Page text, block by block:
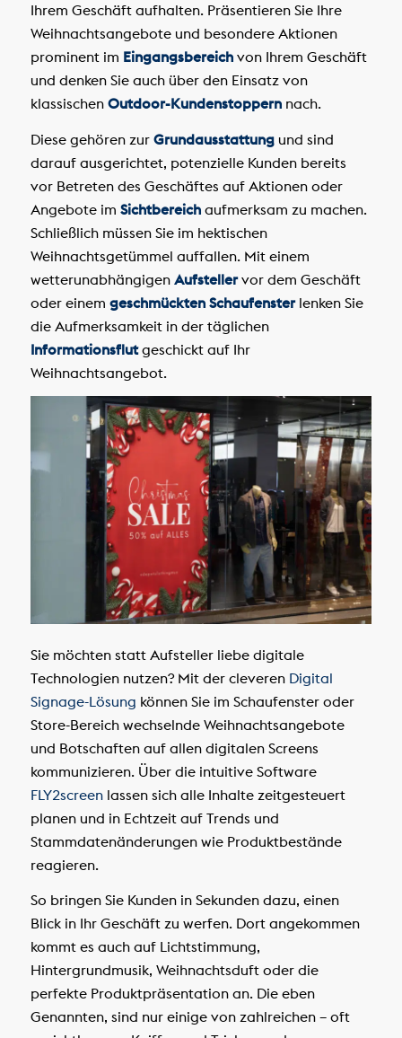
Ihrem Geschäft aufhalten. Präsentieren Sie Ihre
Weihnachtsangebote und besondere Aktionen
prominent im Eingangsbereichvon Ihrem Geschäft
und denken Sie auch über den Einsatz von
klassischen Outdoor-Kundenstoppernnach.
Diese gehören zur Grundausstattungund sind
darauf ausgerichtet, potenzielle Kunden bereits
vor Betreten des Geschäftes auf Aktionen oder
Angebote im Sichtbereichaufmerksam zu machen.
Schließlich müssen Sie im hektischen
Weihnachtsgetümmel auffallen. Mit einem
wetterunabhängigen Aufstellervor dem Geschäft
oder einem geschmückten Schaufensterlenken Sie
die Aufmerksamkeit in der täglichen
Informationsflutgeschickt auf Ihr
Weihnachtsangebot.
Sie möchten statt Aufsteller liebe digitale
Technologien nutzen? Mit der cleveren Digital
Signage-Lösung können Sie im Schaufenster oder
Store-Bereich wechselnde Weihnachtsangebote
und Botschaften auf allen digitalen Screens
kommunizieren. Über die intuitive Software
FLY2screenlassen sich alle Inhalte zeitgesteuert
planen und in Echtzeit auf Trends und
Stammdatenänderungen wie Produktbestände
reagieren.
So bringen Sie Kunden in Sekunden dazu, einen
Blick in Ihr Geschäft zu werfen. Dort angekommen
kommt es auch auf Lichtstimmung,
Hintergrundmusik, Weihnachtsduft oder die
perfekte Produktpräsentation an. Die eben
Genannten, sind nur einige von zahlreichen – oft